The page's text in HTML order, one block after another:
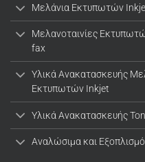
Μελάνια Εκτυπωτών
Μελανοταινίες
fax
Υλικά Ανακατασκευής
Εκτυπωτών Inkjet
Υλικά Ανακατασκευής
Αναλώσιμα και